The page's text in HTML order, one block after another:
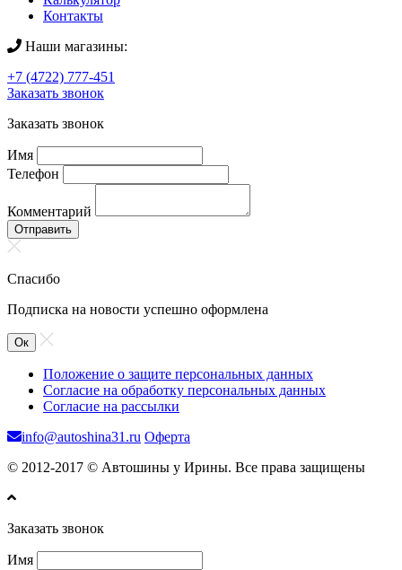
Контакты
Наши магазины:
+7 (4722) 777-451
Заказать звонок
Заказать звонок
Имя
Телефон
Комментарий
Отправить
Спасибо
Подписка на новости успешно оформлена
Ок
Положение о защите персональных данных
Согласие на обработку персональных данных
Согласие на рассылки
info@autoshina31.ru Оферта
© 2012-2017 © Автошины у Ирины. Все права защищены
Заказать звонок
Имя